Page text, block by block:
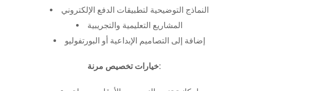
النماذج التوضيحية لتطبيقات الدفع الإلكتروني
المشاريع التعليمية والتجريبية
إضافة إلى التصاميم الإبداعية أو البورتفوليو
خيارات تخصيص مرنة: